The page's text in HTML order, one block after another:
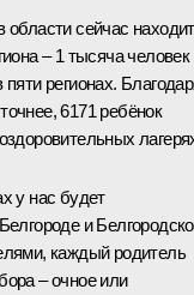
области сейчас
– 1 тысяча человек
регионах.
6171 ребёнок
у нас будет
и
каждый родитель
– очное или